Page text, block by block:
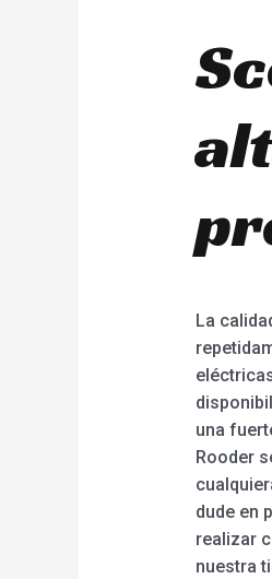
La
una
Rooder
dude en
realizar
nuestra